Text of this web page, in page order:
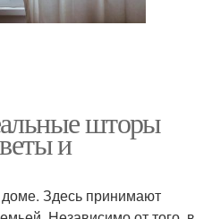
шторы
и
Здесь принимают